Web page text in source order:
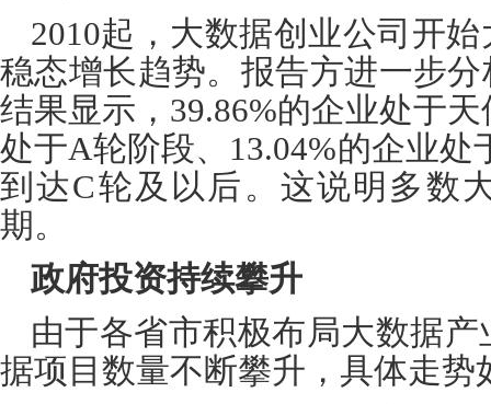
2010起，大数据创业公司开
稳态增长趋势。报告方进一步
结果显示， 39.86%的企业处于
处于A轮阶段、 13.04%的企业处
到达C轮及以后。这说明多数
期。
政府投资持续攀升
由于各省市积极布局大数据产
据项目数量不断攀升，具体走势